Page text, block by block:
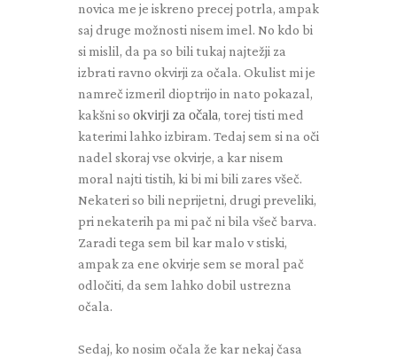
novica me je iskreno precej potrla, ampak
saj druge možnosti nisem imel. No kdo bi
si mislil, da pa so bili tukaj najtežji za
izbrati ravno okvirji za očala. Okulist mi je
namreč izmeril dioptrijo in nato pokazal,
kakšni so okvirji za očala, torej tisti med
katerimi lahko izbiram. Tedaj sem si na oči
nadel skoraj vse okvirje, a kar nisem
moral najti tistih, ki bi mi bili zares všeč.
Nekateri so bili neprijetni, drugi preveliki,
pri nekaterih pa mi pač ni bila všeč barva.
Zaradi tega sem bil kar malo v stiski,
ampak za ene okvirje sem se moral pač
odločiti, da sem lahko dobil ustrezna
očala.
Sedaj, ko nosim očala že kar nekaj časa